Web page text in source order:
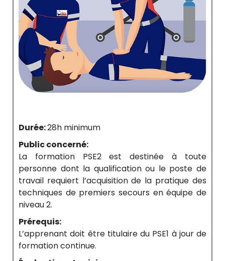
Durée:28h minimum
Public concerné:
La formation PSE2 est destinée à toute
personne dont la qualification ou le poste de
travail requiert l’acquisition de la pratique des
techniques de premiers secours en équipe de
niveau 2.
Prérequis:
L’apprenant doit être titulaire du PSE1 à jour de
formation continue.